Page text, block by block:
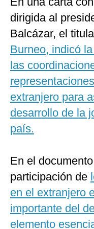
dirigida al
Balcázar, el
Burneo, indicó
las
extranjero para
desarrollo de la
país.
En el
participación de
en el extranjero
importante del
elemento